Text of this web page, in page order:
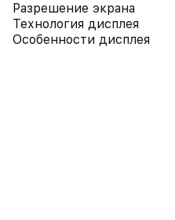
Разрешение экрана
Технология дисплея
Особенности дисплея